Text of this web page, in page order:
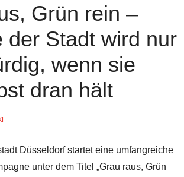
Grün rein –
der Stadt wird nur
wenn sie
dran hält
Düsseldorf startet eine umfangreiche
unter dem Titel „Grau raus, Grün